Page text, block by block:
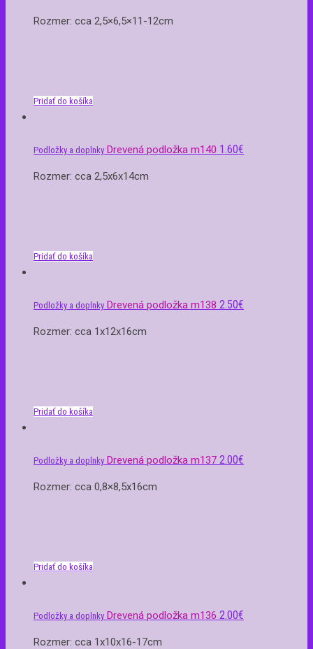
Rozmer: cca 2,5×6,5×11-12cm
Pridať do košíka
Podložky a doplnky Drevená podložka m140 1.60€
Rozmer: cca 2,5x6x14cm
Pridať do košíka
Podložky a doplnky Drevená podložka m138 2.50€
Rozmer: cca 1x12x16cm
Pridať do košíka
Podložky a doplnky Drevená podložka m137 2.00€
Rozmer: cca 0,8×8,5x16cm
Pridať do košíka
Podložky a doplnky Drevená podložka m136 2.00€
Rozmer: cca 1x10x16-17cm